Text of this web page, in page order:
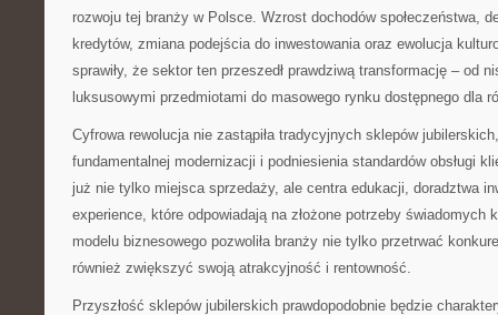
rozwoju tej branży w Polsce. Wzrost dochodów społeczeństwa,
kredytów, zmiana podejścia do inwestowania oraz ewolucja
sprawiły, że sektor ten przeszedł prawdziwą transformację – od
luksusowymi przedmiotami do masowego rynku dostępnego dla
Cyfrowa rewolucja nie zastąpiła tradycyjnych sklepów
fundamentalnej modernizacji i podniesienia standardów obsługi
już nie tylko miejsca sprzedaży, ale centra edukacji, doradztwa
experience, które odpowiadają na złożone potrzeby świadomych
modelu biznesowego pozwoliła branży nie tylko przetrwać
również zwiększyć swoją atrakcyjność i rentowność.
Przyszłość sklepów jubilerskich prawdopodobnie będzie